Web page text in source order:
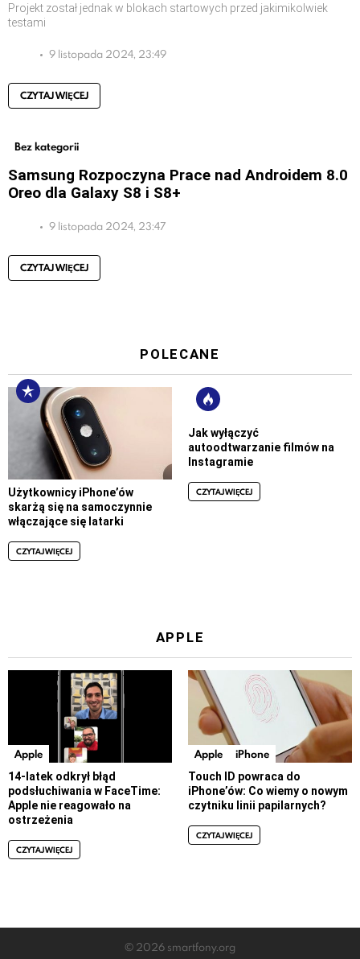
Projekt został jednak w blokach startowych przed jakimikolwiek
testami
9 listopada 2024, 23:49
CZYTAJ WIĘCEJ
Bez kategorii
Samsung Rozpoczyna Prace nad Androidem 8.0
Oreo dla Galaxy S8 i S8+
9 listopada 2024, 23:47
CZYTAJ WIĘCEJ
POLECANE
Użytkownicy iPhone’ów
skarżą się na samoczynnie
włączające się latarki
CZYTAJ WIĘCEJ
Jak wyłączyć
autoodtwarzanie filmów na
Instagramie
CZYTAJ WIĘCEJ
APPLE
Apple
14-latek odkrył błąd
podsłuchiwania w FaceTime:
Apple nie reagowało na
ostrzeżenia
CZYTAJ WIĘCEJ
Apple iPhone
Touch ID powraca do
iPhone’ów: Co wiemy o nowym
czytniku linii papilarnych?
CZYTAJ WIĘCEJ
© 2026 smartfony.org